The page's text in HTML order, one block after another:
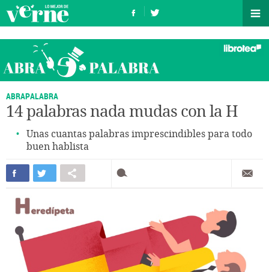
ABRAPALABRA
14 palabras nada mudas con la H
Unas cuantas palabras imprescindibles para todo
buen hablista